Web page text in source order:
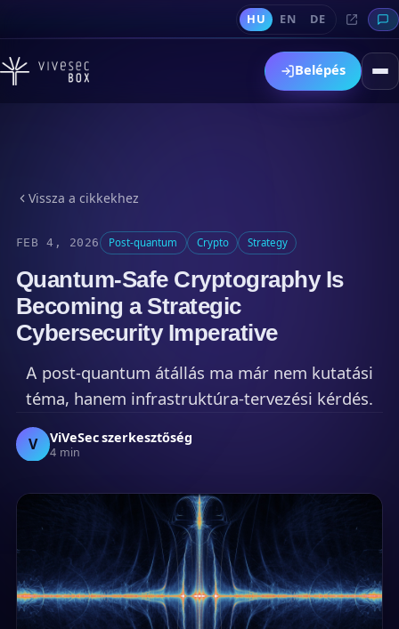
HU EN DE
Belépés
Vissza a cikkekhez
FEB 4, 2026 Post-quantum Crypto Strategy
Quantum-Safe Cryptography Is
Becoming a Strategic
Cybersecurity Imperative
A post-quantum átállás ma már nem kutatási
téma, hanem infrastruktúra-tervezési kérdés.
V ViVeSec szerkesztőség
4 min